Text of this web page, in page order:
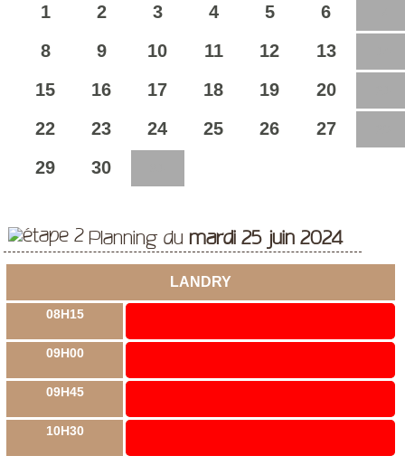
1 2 3 4 5 6
8 9 10 11 12 13
15 16 17 18 19 20
22 23 24 25 26 27
29 30
Planning dumardi 25 juin 2024
LANDRY
08H15
09H00
09H45
10H30